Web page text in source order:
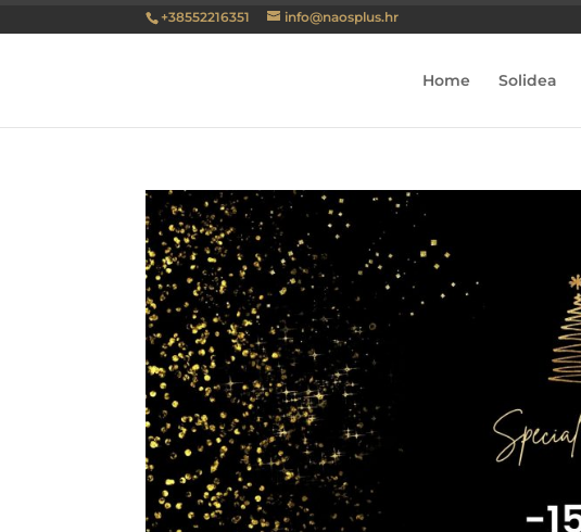
+38552216351 info@naosplus.hr
Home Solidea